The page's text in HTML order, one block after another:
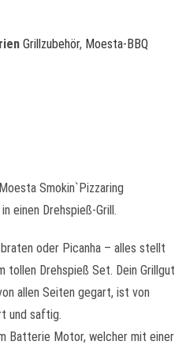
Grillzubehör, Moesta-BBQ
Smokin`Pizzaring
einen Drehspieß-Grill.
oder Picanha – alles stellt
tollen Drehspieß Set. Dein Grillgut
allen Seiten gegart, ist von
und saftig.
Batterie Motor, welcher mit einer